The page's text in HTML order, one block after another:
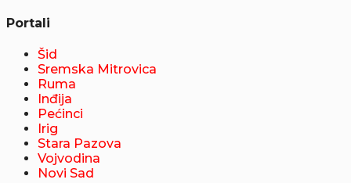
Portali
Šid
Sremska Mitrovica
Ruma
Inđija
Pećinci
Irig
Stara Pazova
Vojvodina
Novi Sad